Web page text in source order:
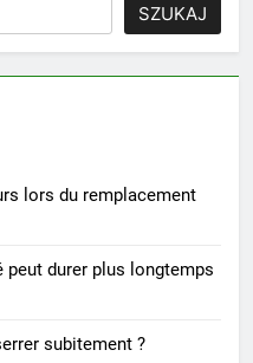
SZUKAJ
lors du remplacement
peut durer plus longtemps
subitement ?